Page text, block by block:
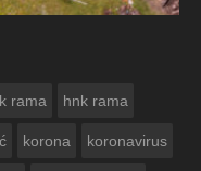
rama hnk rama
korona koronavirus